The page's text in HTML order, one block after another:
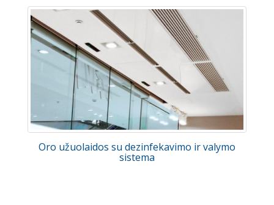
Oro užuolaidos su dezinfekavimo ir valymo
sistema